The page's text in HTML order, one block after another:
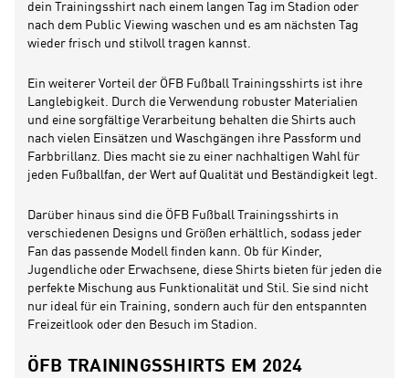
dein Trainingsshirt nach einem langen Tag im Stadion oder
nach dem Public Viewing waschen und es am nächsten Tag
wieder frisch und stilvoll tragen kannst.
Ein weiterer Vorteil der ÖFB Fußball Trainingsshirts ist ihre
Langlebigkeit. Durch die Verwendung robuster Materialien
und eine sorgfältige Verarbeitung behalten die Shirts auch
nach vielen Einsätzen und Waschgängen ihre Passform und
Farbbrillanz. Dies macht sie zu einer nachhaltigen Wahl für
jeden Fußballfan, der Wert auf Qualität und Beständigkeit legt.
Darüber hinaus sind die ÖFB Fußball Trainingsshirts in
verschiedenen Designs und Größen erhältlich, sodass jeder
Fan das passende Modell finden kann. Ob für Kinder,
Jugendliche oder Erwachsene, diese Shirts bieten für jeden die
perfekte Mischung aus Funktionalität und Stil. Sie sind nicht
nur ideal für ein Training, sondern auch für den entspannten
Freizeitlook oder den Besuch im Stadion.
ÖFB TRAININGSSHIRTS EM 2024